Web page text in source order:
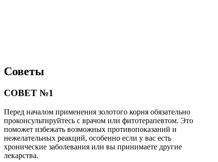
Советы
СОВЕТ №1
Перед началом применения золотого корня обязательно
проконсультируйтесь с врачом или фитотерапевтом. Это
поможет избежать возможных противопоказаний и
нежелательных реакций, особенно если у вас есть
хронические заболевания или вы принимаете другие
лекарства.